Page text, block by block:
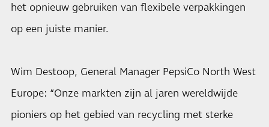
het opnieuw gebruiken van flexibele verpakkingen
op een juiste manier.
Wim Destoop, General Manager PepsiCo North West
Europe: “Onze markten zijn al jaren wereldwijde
pioniers op het gebied van recycling met sterke